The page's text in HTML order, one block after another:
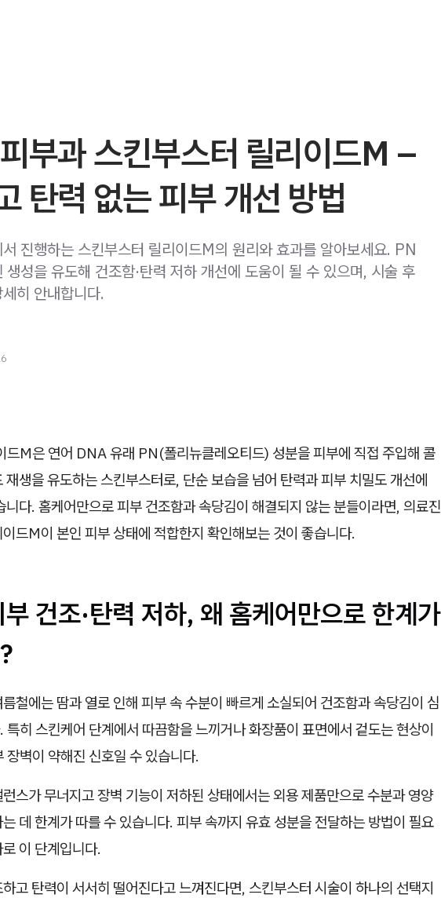
부과 스킨부스터 릴리이드M –
탄력 없는 피부 개선 방법
진행하는 스킨부스터 릴리이드M의 원리와 효과를 알아보세요. PN
생성을 유도해 건조함·탄력 저하 개선에 도움이 될 수 있으며, 시술 후
히 안내합니다.
드M은 연어 DNA 유래 PN(폴리뉴클레오티드) 성분을 피부에 직접 주입해 콜
재생을 유도하는 스킨부스터로, 단순 보습을 넘어 탄력과 피부 치밀도 개선에
니다. 홈케어만으로 피부 건조함과 속당김이 해결되지 않는 분들이라면, 의료진
드M이 본인 피부 상태에 적합한지 확인해보는 것이 좋습니다.
건조·탄력 저하, 왜 홈케어만으로 한계가
철에는 땀과 열로 인해 피부 속 수분이 빠르게 소실되어 건조함과 속당김이 심
특히 스킨케어 단계에서 따끔함을 느끼거나 화장품이 표면에서 겉도는 현상이
장벽이 약해진 신호일 수 있습니다.
스가 무너지고 장벽 기능이 저하된 상태에서는 외용 제품만으로 수분과 영양
데 한계가 따를 수 있습니다. 피부 속까지 유효 성분을 전달하는 방법이 필요
이 단계입니다.
고 탄력이 서서히 떨어진다고 느껴진다면, 스킨부스터 시술이 하나의 선택지